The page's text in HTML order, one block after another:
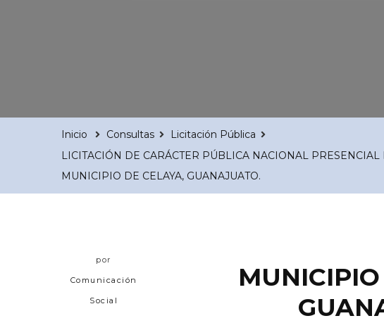
Inicio Consultas
Licitación Pública
LICITACIÓN DE CARÁCTER PÚBLICA NACIONAL
MUNICIPIO DE CELAYA, GUANAJUATO.
por
Comunicación
Social